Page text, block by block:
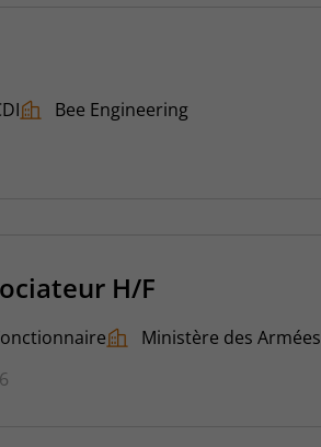
Bee Engineering
H/F
Ministère des Armées